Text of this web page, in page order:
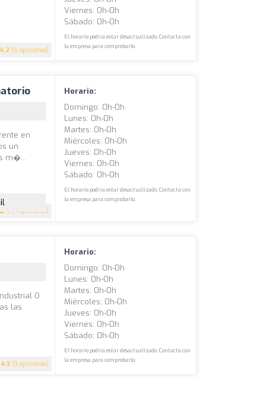
4.2 (6 opiniones)
Viernes: 0h-0h
Sábado: 0h-0h
El horario podría estar desactualizado. Contacta con
la empresa para comprobarlo.
4 (4 opiniones)
en
un
m�...
Horario:
Domingo: 0h-0h
Lunes: 0h-0h
Martes: 0h-0h
Miércoles: 0h-0h
Jueves: 0h-0h
Viernes: 0h-0h
Sábado: 0h-0h
El horario podría estar desactualizado. Contacta con
la empresa para comprobarlo.
4.3 (3 opiniones)
O
las
Horario:
Domingo: 0h-0h
Lunes: 0h-0h
Martes: 0h-0h
Miércoles: 0h-0h
Jueves: 0h-0h
Viernes: 0h-0h
Sábado: 0h-0h
El horario podría estar desactualizado. Contacta con
la empresa para comprobarlo.